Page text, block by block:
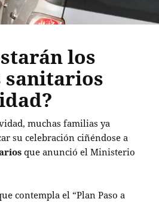
los
sanitarios
muchas familias ya
su celebración ciñéndose a
que anunció el Ministerio
contempla el “Plan Paso a